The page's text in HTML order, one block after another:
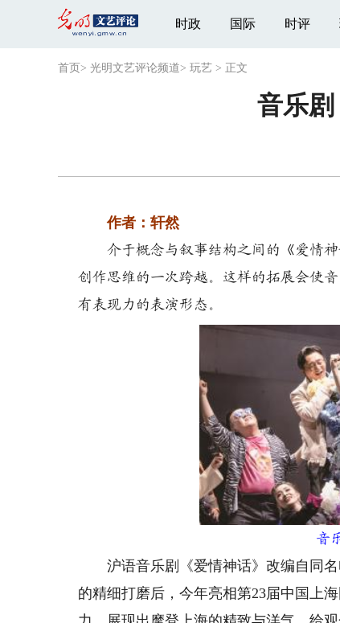
时政 国际 时评
首页 > 光明文艺评论频道> 玩艺 > 正文
音乐
作者：轩然
介于概念与叙事结构之间的《爱情
创作思维的一次跨越。这样的拓展会使
有表现力的表演形态。
音乐
沪语音乐剧《爱情神话》改编自同名
的精细打磨后，今年亮相第23届中国上